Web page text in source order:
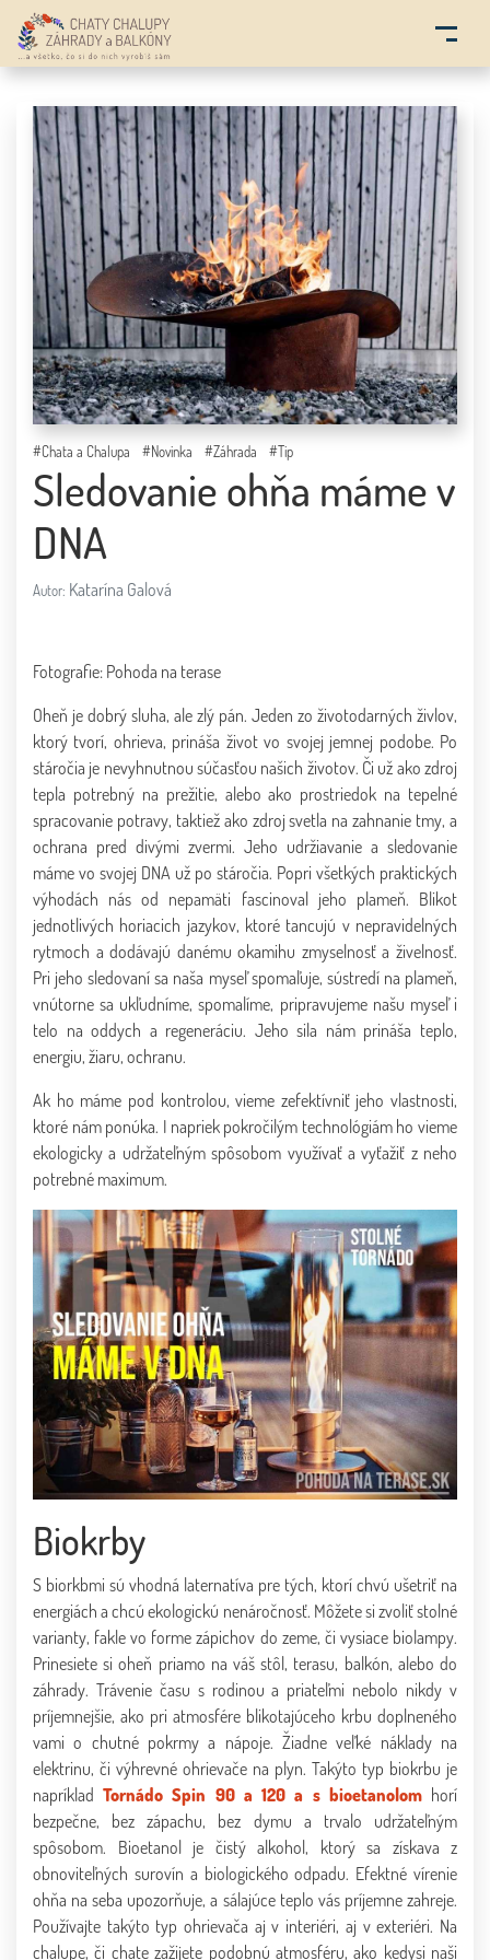
BLOG
O MNE
KONTAKT
PARTNERI
#Chata a Chalupa #Novinka #Záhrada #Tip
Sledovanie ohňa máme v
DNA
Autor: Katarína Galová
Fotografie: Pohoda na terase
Oheň je dobrý sluha, ale zlý pán. Jeden zo životodarných živlov,
ktorý tvorí, ohrieva, prináša život vo svojej jemnej podobe. Po
stáročia je nevyhnutnou súčasťou našich životov. Či už ako zdroj
tepla potrebný na prežitie, alebo ako prostriedok na tepelné
spracovanie potravy, taktiež ako zdroj svetla na zahnanie tmy, a
ochrana pred divými zvermi. Jeho udržiavanie a sledovanie
máme vo svojej DNA už po stáročia. Popri všetkých praktických
výhodách nás od nepamäti fascinoval jeho plameň. Blikot
jednotlivých horiacich jazykov, ktoré tancujú v nepravidelných
rytmoch a dodávajú danému okamihu zmyselnosť a živelnosť.
Pri jeho sledovaní sa naša myseľ spomaľuje, sústredí na plameň,
vnútorne sa ukľudníme, spomalíme, pripravujeme našu myseľ i
telo na oddych a regeneráciu. Jeho sila nám prináša teplo,
energiu, žiaru, ochranu.
Ak ho máme pod kontrolou, vieme zefektívniť jeho vlastnosti,
ktoré nám ponúka. I napriek pokročilým technológiám ho vieme
ekologicky a udržateľným spôsobom využívať a vyťažiť z neho
potrebné maximum.
Biokrby
S biorkbmi sú vhodná laternatíva pre tých, ktorí chvú ušetriť na
energiách a chcú ekologickú nenáročnosť. Môžete si zvoliť stolné
varianty, fakle vo forme zápichov do zeme, či vysiace biolampy.
Prinesiete si oheň priamo na váš stôl, terasu, balkón, alebo do
záhrady. Trávenie času s rodinou a priateľmi nebolo nikdy v
príjemnejšie, ako pri atmosfére blikotajúceho krbu doplneného
vami o chutné pokrmy a nápoje. Žiadne veľké náklady na
elektrinu, či výhrevné ohrievače na plyn. Takýto typ biokrbu je
napríkladTornádo Spin 90 a 120 a s bioetanolomhorí
bezpečne, bez zápachu, bez dymu a trvalo udržateľným
spôsobom. Bioetanol je čistý alkohol, ktorý sa získava z
obnoviteľných surovín a biologického odpadu. Efektné vírenie
ohňa na seba upozorňuje, a sálajúce teplo vás príjemne zahreje.
Používajte takýto typ ohrievača aj v interiéri, aj v exteriéri. Na
chalupe, či chate zažijete podobnú atmosféru, ako kedysi naši